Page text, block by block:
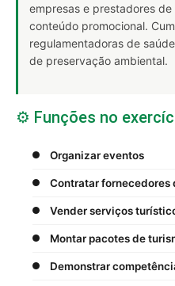
empresas e prestadores
conteúdo promocional.
regulamentadoras de
de preservação ambiental.
⚙️ Funções no
Organizar eventos
Contratar fornecedores
Vender serviços
Montar pacotes de
Demonstrar